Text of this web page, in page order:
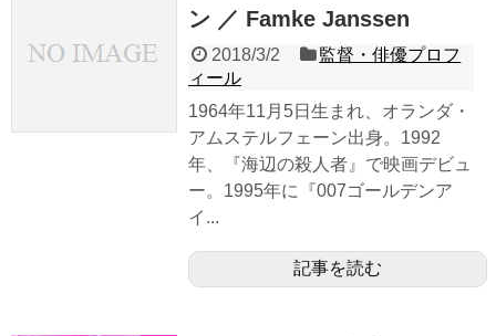
ン ／ Famke Janssen
2018/3/2
監督・俳優プロフ
ィール
1964年11月5日生まれ、オランダ・
アムステルフェーン出身。1992
年、『海辺の殺人者』で映画デビュ
ー。1995年に『007ゴールデンア
イ...
記事を読む